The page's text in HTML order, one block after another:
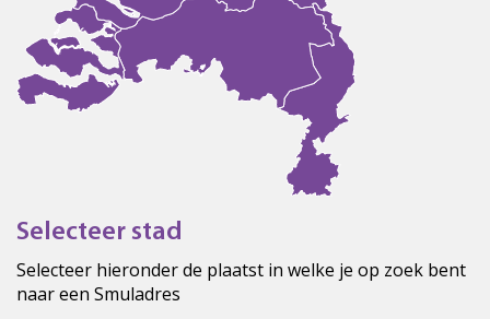
Selecteer stad
Selecteer hieronder de plaatst in welke je op zoek bent
naar een Smuladres